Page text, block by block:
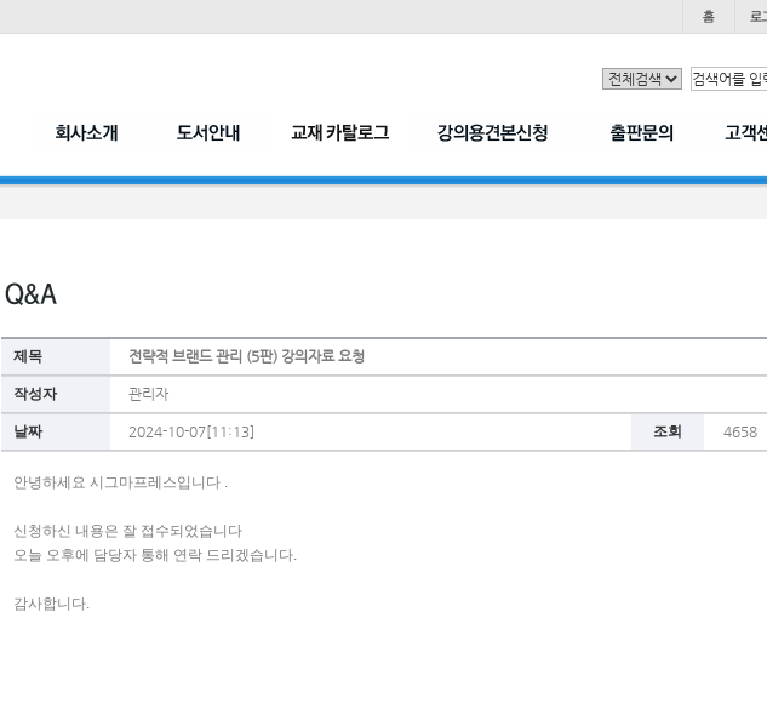
제목 전략적 브랜드 관리 (5판) 강의자료 요청
작성자 관리자
날짜 2024-10-07[11:13] 조회 4658
안녕하세요 시그마프레스입니다 .
신청하신 내용은 잘 접수되었습니다
오늘 오후에 담당자 통해 연락 드리겠습니다.
감사합니다.